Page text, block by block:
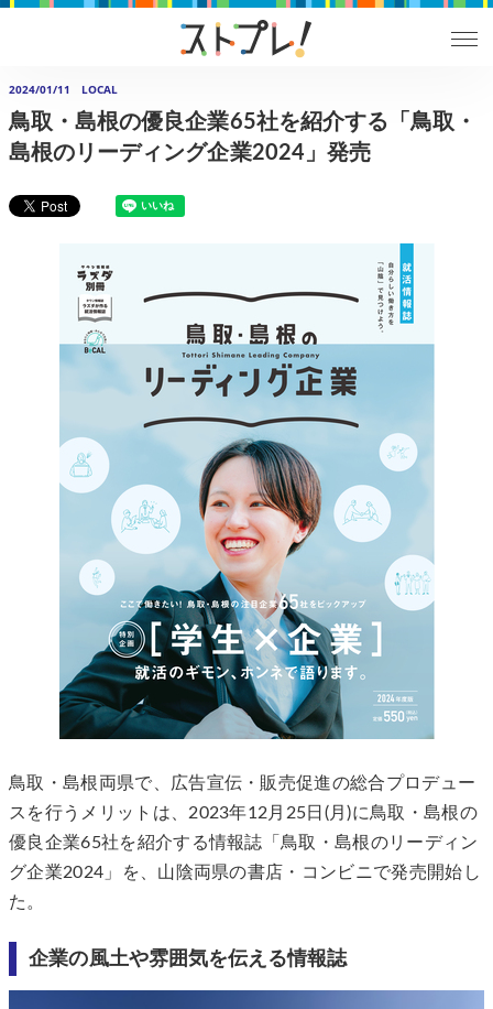
2024/01/11 LOCAL
鳥取・島根の優良企業65社を紹介する「鳥取・
島根のリーディング企業2024」発売
鳥取・島根両県で、広告宣伝・販売促進の総合プロデュー
スを行うメリットは、2023年12月25日(月)に鳥取・島根の
優良企業65社を紹介する情報誌「鳥取・島根のリーディン
グ企業2024」を、山陰両県の書店・コンビニで発売開始し
た。
企業の風土や雰囲気を伝える情報誌